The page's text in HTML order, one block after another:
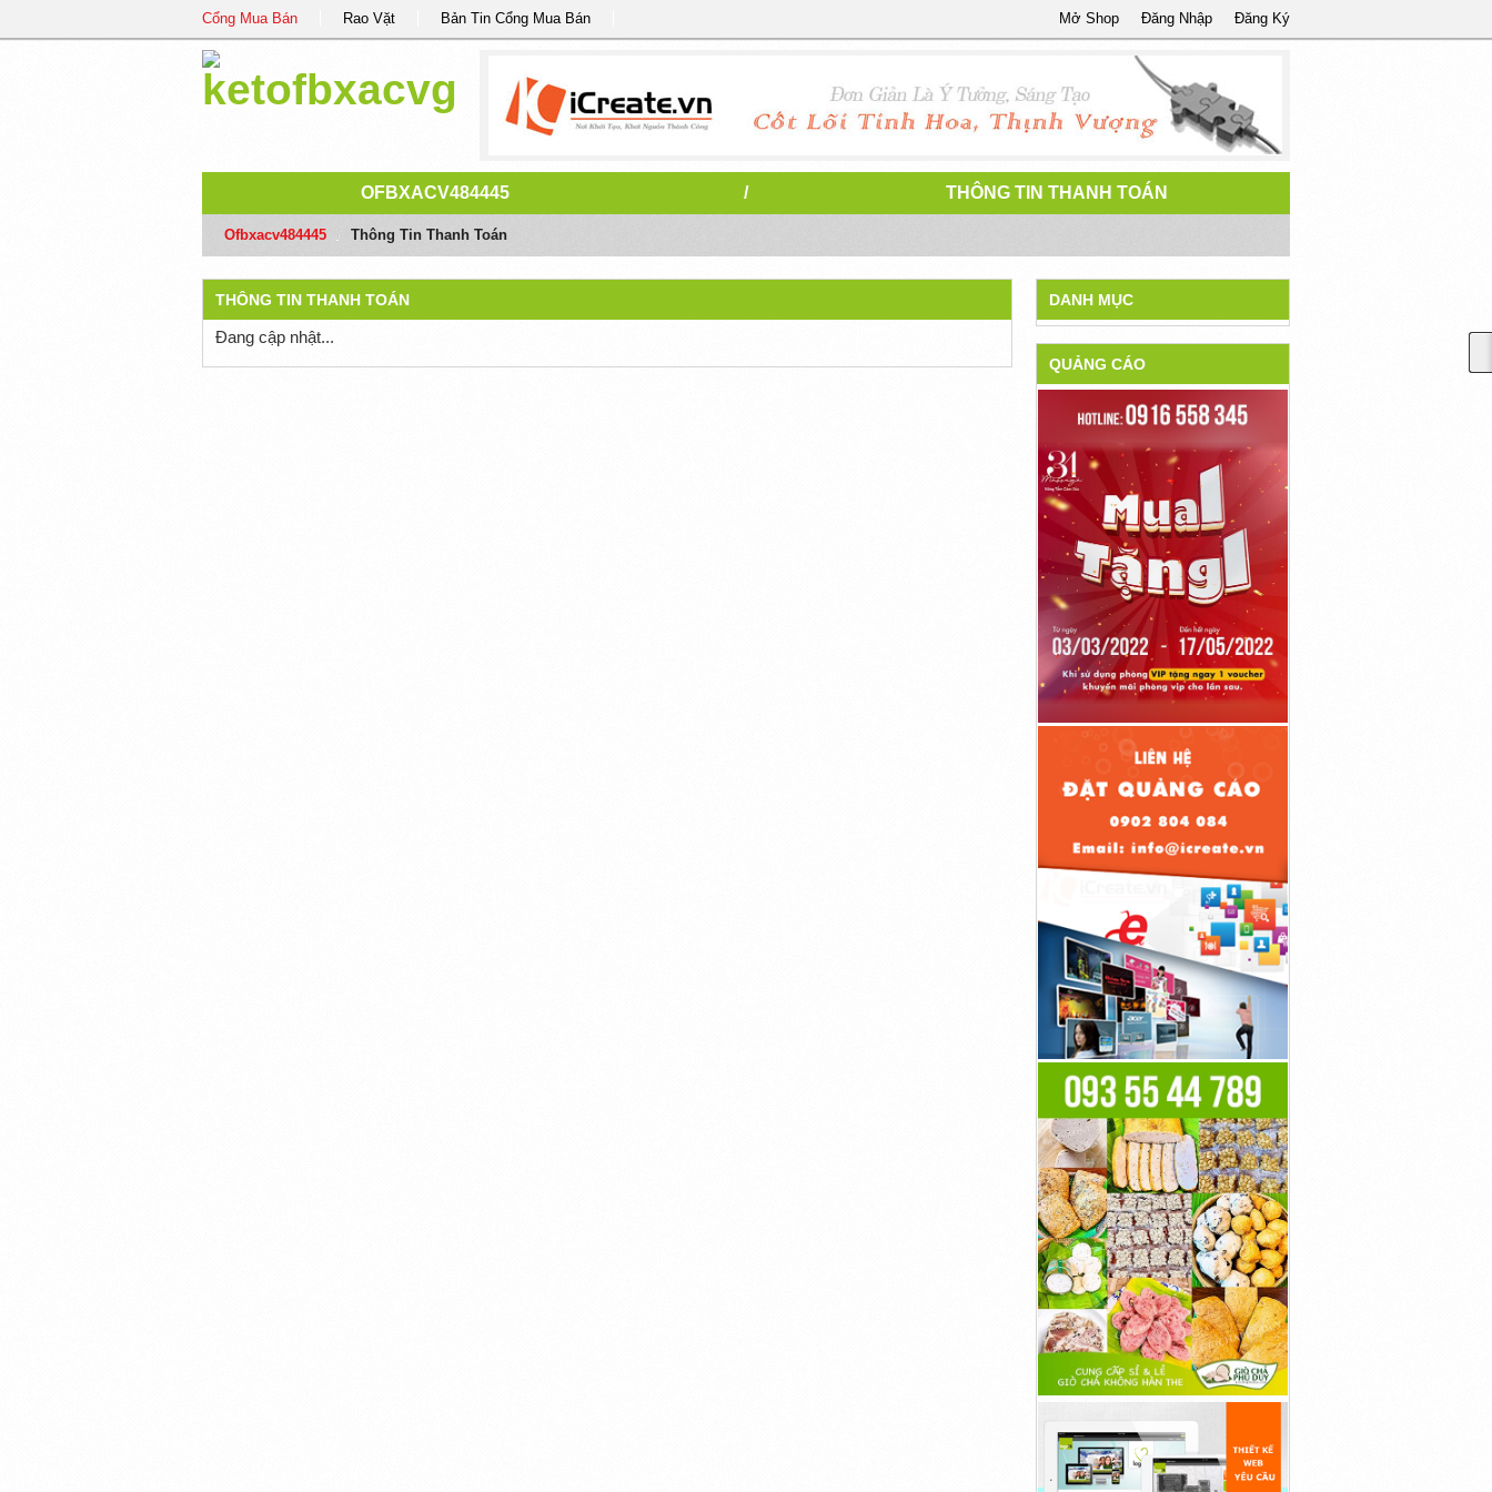
Cổng Mua Bán Rao Vặt Bản Tin Cổng Mua Bán Đăng Ký
Đăng Nhập
Mở Shop
OFBXACV484445 / THÔNG TIN THANH TOÁN
Ofbxacv484445 Thông Tin Thanh Toán
THÔNG TIN THANH TOÁN
Đang cập nhật...
DANH MỤC
QUẢNG CÁO